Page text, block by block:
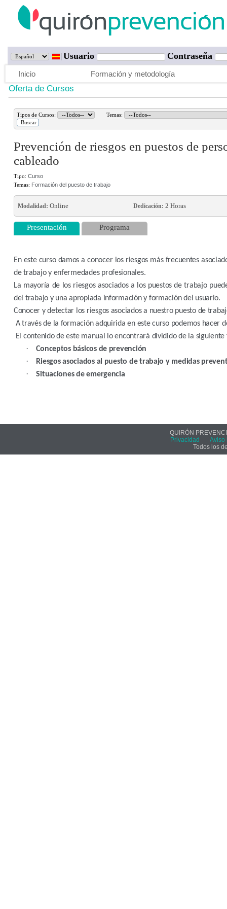
Usuario Contraseña
Inicio Formación y metodología
Oferta de Cursos
Tipos de Cursos: Temas:
Prevención de riesgos en puestos de
cableado
Tipo: Curso
Temas: Formación del puesto de trabajo
Modalidad: Online Dedicación: 2 Horas
Presentación Programa
En este curso damos a conocer los riesgos más frecuentes
de trabajo y enfermedades profesionales.
La mayoría de los riesgos asociados a los puestos de trabajo
del trabajo y una apropiada información y formación del usuario.
Conocer y detectar los riesgos asociados a nuestro puesto de
A través de la formación adquirida en este curso podemos hacer
El contenido de este manual lo encontrará dividido de la
· Conceptos básicos de prevención
· Riesgos asociados al puesto de trabajo y medidas
· Situaciones de emergencia
QUIRÓN
Privacidad
Aviso
Todos los